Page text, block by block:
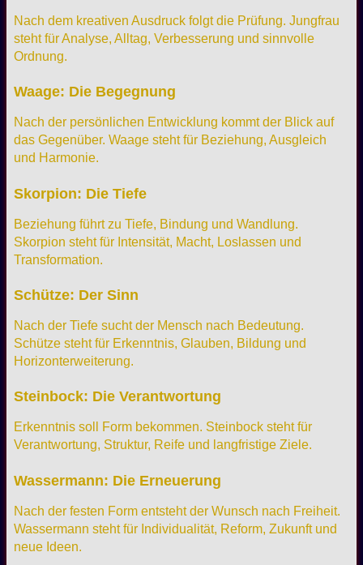
Nach dem kreativen Ausdruck folgt die Prüfung. Jungfrau
steht für Analyse, Alltag, Verbesserung und sinnvolle
Ordnung.
Waage: Die Begegnung
Nach der persönlichen Entwicklung kommt der Blick auf
das Gegenüber. Waage steht für Beziehung, Ausgleich
und Harmonie.
Skorpion: Die Tiefe
Beziehung führt zu Tiefe, Bindung und Wandlung.
Skorpion steht für Intensität, Macht, Loslassen und
Transformation.
Schütze: Der Sinn
Nach der Tiefe sucht der Mensch nach Bedeutung.
Schütze steht für Erkenntnis, Glauben, Bildung und
Horizonterweiterung.
Steinbock: Die Verantwortung
Erkenntnis soll Form bekommen. Steinbock steht für
Verantwortung, Struktur, Reife und langfristige Ziele.
Wassermann: Die Erneuerung
Nach der festen Form entsteht der Wunsch nach Freiheit.
Wassermann steht für Individualität, Reform, Zukunft und
neue Ideen.